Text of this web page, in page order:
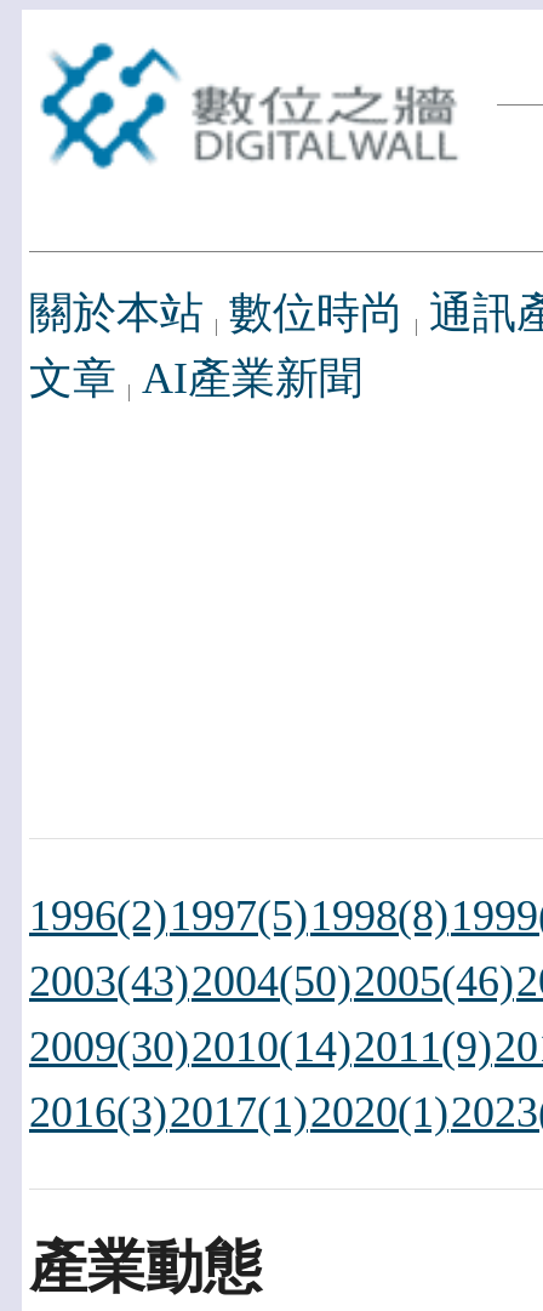
關於本站 數位時尚
通訊
文章 AI產業新聞
1996(2)1997(5)1998(8)
2003(43)2004(50)2005(46)
2009(30)2010(14)2011(9)
2016(3)2017(1)2020(1)
產業動態